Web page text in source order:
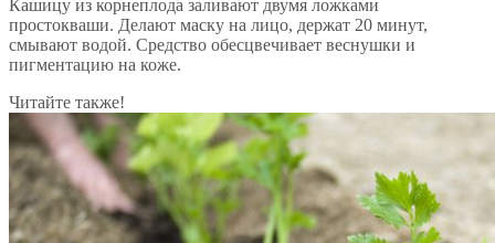
Кашицу из корнеплода заливают двумя ложками
простокваши. Делают маску на лицо, держат 20 минут,
смывают водой. Средство обесцвечивает веснушки и
пигментацию на коже.
Читайте также!